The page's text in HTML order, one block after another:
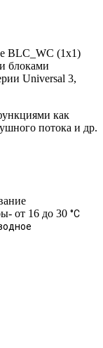
BLC_WC (1х1)
блоками
Universal 3,
как
потока и др.
от 16 до 30 °С